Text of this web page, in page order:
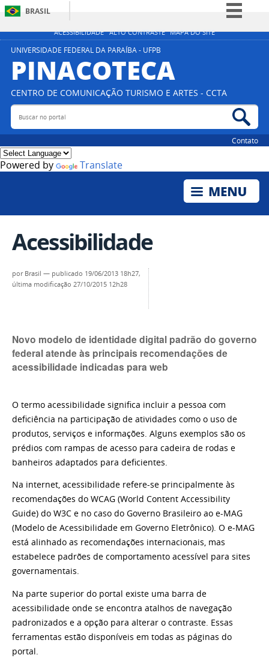
ACESSIBILIDADE ALTO CONTRASTE MAPA DO SITE
BRASIL
Simplifique!
Acesso à informação
Legislação
UNIVERSIDADE FEDERAL DA PARAÍBA - UFPB
PINACOTECA
CENTRO DE COMUNICAÇÃO TURISMO E ARTES - CCTA
Buscar no portal
Contato
Powered by Translate
Acessibilidade
por Brasil — publicado 19/06/2013 18h27,
última modificação 27/10/2015 12h28
Novo modelo de identidade digital padrão do governo
federal atende às principais recomendações de
acessibilidade indicadas para web
O termo acessibilidade significa incluir a pessoa com
deficiência na participação de atividades como o uso de
produtos, serviços e informações. Alguns exemplos são os
prédios com rampas de acesso para cadeira de rodas e
banheiros adaptados para deficientes.
Na internet, acessibilidade refere-se principalmente às
recomendações do WCAG (World Content Accessibility
Guide) do W3C e no caso do Governo Brasileiro ao e-MAG
(Modelo de Acessibilidade em Governo Eletrônico). O e-MAG
está alinhado as recomendações internacionais, mas
estabelece padrões de comportamento acessível para sites
governamentais.
Na parte superior do portal existe uma barra de
acessibilidade onde se encontra atalhos de navegação
padronizados e a opção para alterar o contraste. Essas
ferramentas estão disponíveis em todas as páginas do
portal.